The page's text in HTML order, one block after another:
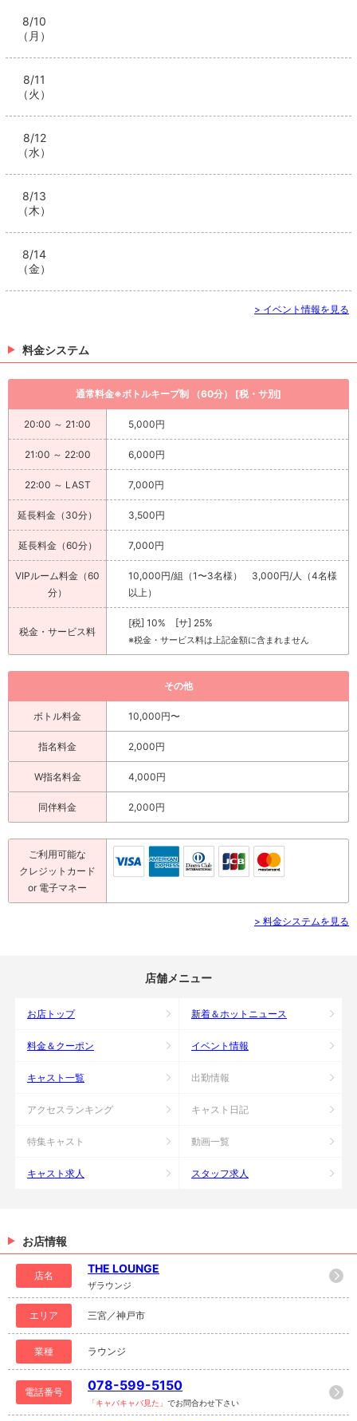
8/10
（月）
8/11
（火）
8/12
（水）
8/13
（木）
8/14
（金）
> イベント情報を見る
料金システム
通常料金※ボトルキープ制 （60分） [税・サ別]
20:00 ～ 21:00 5,000円
21:00 ～ 22:00 6,000円
22:00 ～ LAST 7,000円
延長料金（30分） 3,500円
延長料金（60分） 7,000円
VIPルーム料金（60
分）
10,000円/組（1〜3名様） 3,000円/人（4名様
以上）
税金・サービス料
[税] 10% [サ] 25%
※税金・サービス料は上記金額に含まれません
その他
ボトル料金 10,000円〜
指名料金 2,000円
W指名料金 4,000円
同伴料金 2,000円
ご利用可能な
クレジットカード
or 電子マネー
> 料金システムを見る
店舗メニュー
お店トップ 新着＆ホットニュース
料金＆クーポン イベント情報
キャスト一覧 出勤情報
アクセスランキング キャスト日記
特集キャスト 動画一覧
キャスト求人 スタッフ求人
お店情報
店名
THE LOUNGE
ザラウンジ
エリア 三宮／神戸市
業種 ラウンジ
電話番号 078-599-5150
「キャバキャバ見た」 でお問合わせ下さい